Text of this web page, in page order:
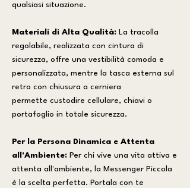
qualsiasi situazione.
Materiali di Alta Qualità: La tracolla
regolabile, realizzata con cintura di
sicurezza, offre una vestibilità comoda e
personalizzata, mentre la tasca esterna sul
retro con chiusura a cerniera
permette custodire cellulare, chiavi o
portafoglio in totale sicurezza.
Per la Persona Dinamica e Attenta
all'Ambiente: Per chi vive una vita attiva e
attenta all'ambiente, la Messenger Piccola
è la scelta perfetta. Portala con te